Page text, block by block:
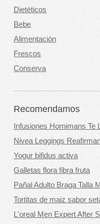
Dietéticos
Bebe
Alimentación
Frescos
Conserva
Recomendamos
Infusiones Hornimans Te
Nivea Leggings
Yogur bifidus activa
Galletas flora fibra fruta
Pañal Adulto Braga Talla
Tortitas de maiz sabor
L'oreal Men Expert After